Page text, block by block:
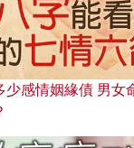
少感情姻緣債 男女